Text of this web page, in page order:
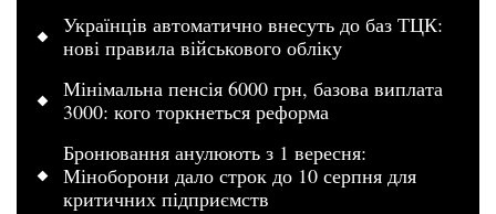
Українців автоматично внесуть до баз ТЦК:
нові правила військового обліку
Мінімальна пенсія 6000 грн, базова виплата
3000: кого торкнеться реформа
Бронювання анулюють з 1 вересня:
Міноборони дало строк до 10 серпня для
критичних підприємств